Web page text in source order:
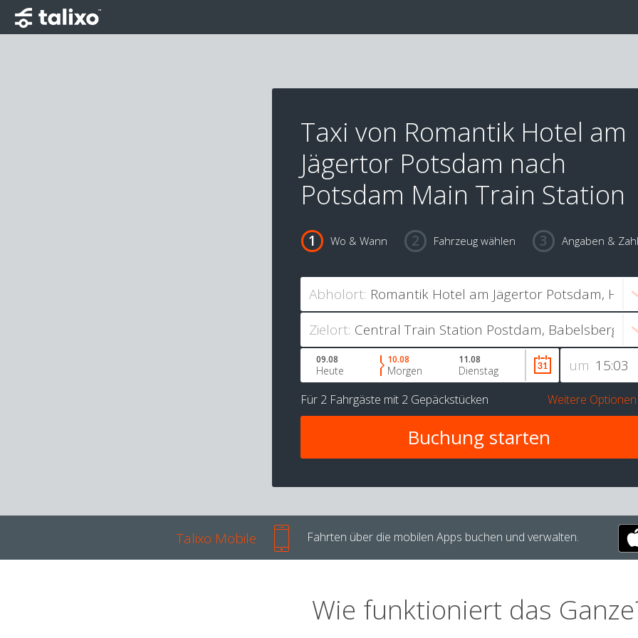
Taxi von Romantik Hotel am
Jägertor Potsdam nach
Potsdam Main Train Station
Wo & Wann Fahrzeug wählen Angaben &
Abholort:
Zielort:
um
09.08
Heute
10.08
Morgen
11.08
Dienstag
Für 2 Fahrgäste mit 2 Gepäckstücken Weitere Optionen
Talixo Mobile Fahrten über die mobilen Apps buchen und verwalten.
Wie funktioniert das